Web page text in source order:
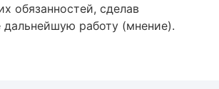
обязанностей, сделав
работу (мнение).